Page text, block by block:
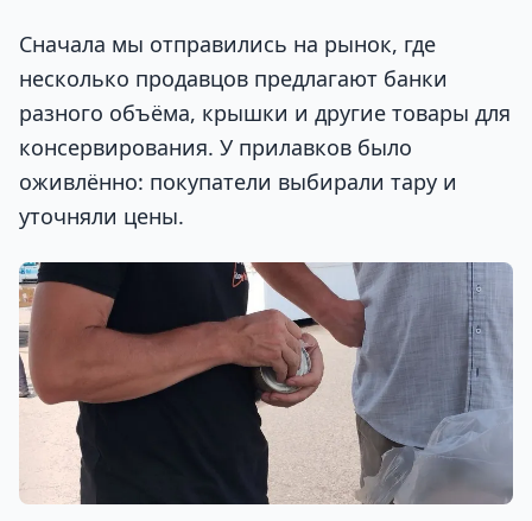
Сначала мы отправились на рынок, где
несколько продавцов предлагают банки
разного объёма, крышки и другие товары для
консервирования. У прилавков было
оживлённо: покупатели выбирали тару и
уточняли цены.